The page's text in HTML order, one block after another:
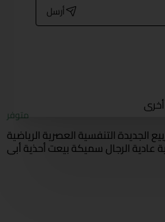
أرسل
متوفر
2026 شبكة الربيع الجديدة التنفسية العصرية الرياضية
عادية الرجال سميكة بيعت أحذية أبي
الشعبية